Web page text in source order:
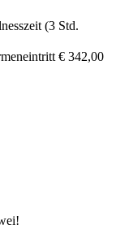
(3 Std.
€ 342,00